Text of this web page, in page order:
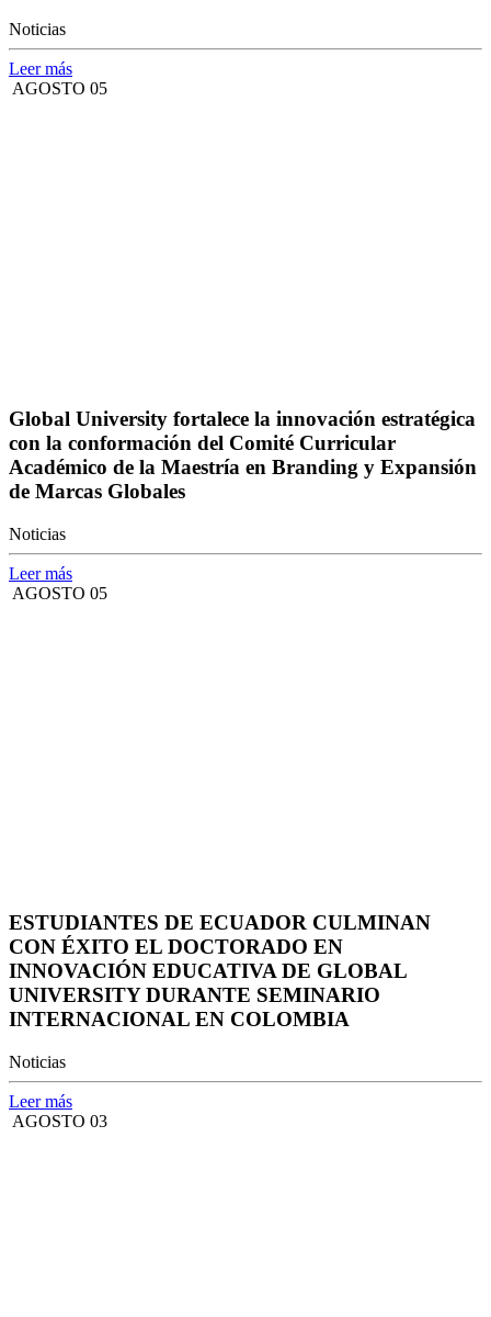
Noticias
Leer más
AGOSTO 05
Global University fortalece la innovación estratégica
con la conformación del Comité Curricular
Académico de la Maestría en Branding y Expansión
de Marcas Globales
Noticias
Leer más
AGOSTO 05
ESTUDIANTES DE ECUADOR CULMINAN
CON ÉXITO EL DOCTORADO EN
INNOVACIÓN EDUCATIVA DE GLOBAL
UNIVERSITY DURANTE SEMINARIO
INTERNACIONAL EN COLOMBIA
Noticias
Leer más
AGOSTO 03